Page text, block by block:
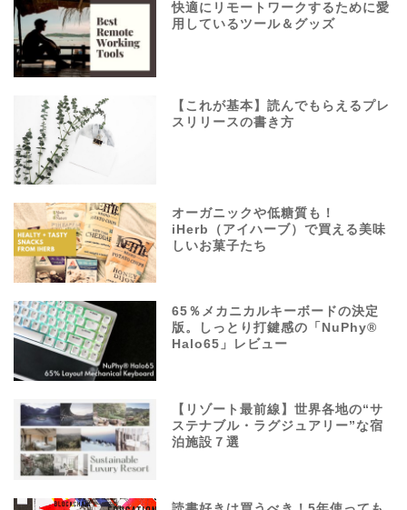
快適にリモートワークするために愛
用しているツール＆グッズ
【これが基本】読んでもらえるプレ
スリリースの書き方
オーガニックや低糖質も！
iHerb（アイハーブ）で買える美味
しいお菓子たち
65％メカニカルキーボードの決定
版。しっとり打鍵感の「NuPhy®
Halo65」レビュー
【リゾート最前線】世界各地の“サ
ステナブル・ラグジュアリー”な宿
泊施設７選